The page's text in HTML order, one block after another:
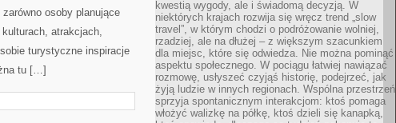
osoby planujące
atrakcjach,
turystyczne inspiracje
tu […]
kwestią wygody, ale i świadomą decyzją. W
niektórych krajach rozwija się wręcz trend „slow
travel”, w którym chodzi o podróżowanie wolniej,
rzadziej, ale na dłużej – z większym szacunkiem
dla miejsc, które się odwiedza. Nie można pominąć
aspektu społecznego. W pociągu łatwiej nawiązać
rozmowę, usłyszeć czyjąś historię, podejrzeć, jak
żyją ludzie w innych regionach. Wspólna przestrzeń
sprzyja spontanicznym interakcjom: ktoś pomaga
włożyć walizkę na półkę, ktoś dzieli się kanapką,